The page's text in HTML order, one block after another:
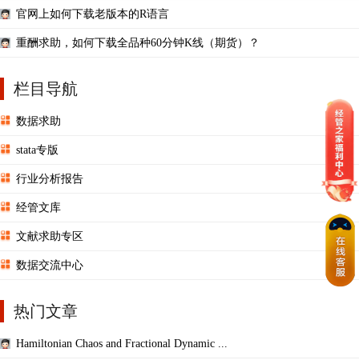
官网上如何下载老版本的R语言
重酬求助，如何下载全品种60分钟K线（期货）？
栏目导航
数据求助
stata专版
行业分析报告
经管文库
文献求助专区
数据交流中心
热门文章
Hamiltonian Chaos and Fractional Dynamic ...